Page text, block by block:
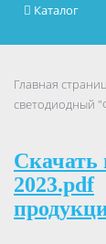
Каталог
Главная
светодиодный
Скачать
2023.pdf